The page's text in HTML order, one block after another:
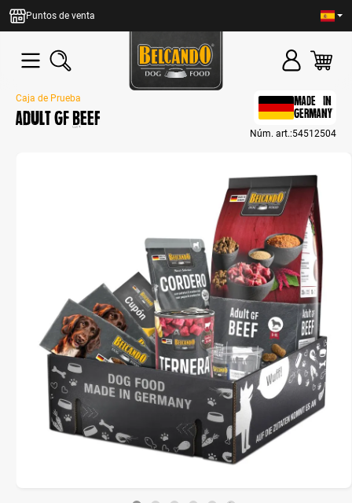
principal
Puntos de venta
Caja de Prueba
Adult GF Beef
MADE IN
GERMANY
Núm. art.:54512504